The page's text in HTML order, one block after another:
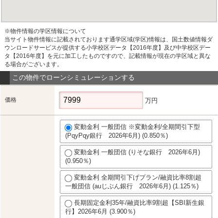
※物件情報の学区情報について
当サイト物件情報に記載されております通学区域(学区)情報は、国土数値情報ダ
ウンロードサービスが提供する小学校区データ【2016年度】及び中学校区デー
タ【2016年度】を元に加工したものですので、記載情報が現在の学区域と異な
る場合がございます。
この物件でローンシミュレーションする
価格 万円
変動金利 一般団信 ※変動金利/全期間引下型
(PqyPqy銀行 2026年6月) (0.850％)
変動金利 一般団信 (りそな銀行 2026年6月)
(0.950％)
変動金利 全期間引下げプラン/融資比率8割超
一般団信 (auじぶん銀行 2026年6月) (1.125％)
長期固定金利35年/融資比率9割超【SBI新生銀
行】2026年6月 (3.900％)